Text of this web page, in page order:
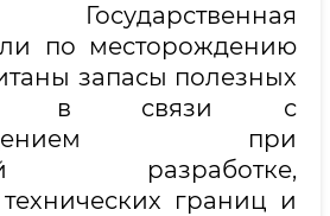
по месторождению
запасы полезных
в связи с
при
разработке,
границ и